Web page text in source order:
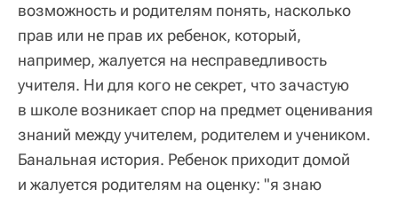
возможность и родителям понять, насколько
прав или не прав их ребенок, который,
например, жалуется на несправедливость
учителя. Ни для кого не секрет, что зачастую
в школе возникает спор на предмет оценивания
знаний между учителем, родителем и учеником.
Банальная история. Ребенок приходит домой
и жалуется родителям на оценку: "я знаю